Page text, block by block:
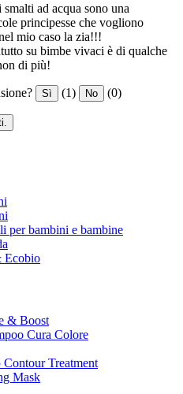
ad acqua sono una
principesse che vogliono
mio caso la zia!!!
su bimbe vivaci è di qualche
di più!
Sì (1) No (0)
per bambini e bambine
Ecobio
& Boost
Cura Colore
Treatment
Mask